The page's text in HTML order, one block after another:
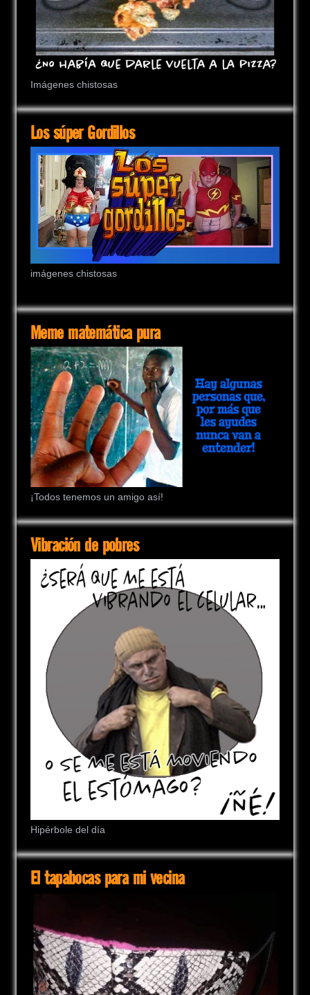
Imágenes chistosas
Los súper Gordillos
imágenes chistosas
Meme matemática pura
¡Todos tenemos un amigo así!
Vibración de pobres
Hipérbole del día
El tapabocas para mi vecina